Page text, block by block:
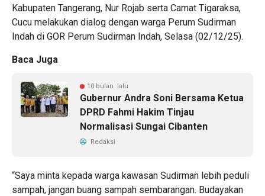
Kabupaten Tangerang, Nur Rojab serta Camat Tigaraksa,
Cucu melakukan dialog dengan warga Perum Sudirman
Indah di GOR Perum Sudirman Indah, Selasa (02/12/25).
Baca Juga
10 bulan lalu
Gubernur Andra Soni Bersama Ketua
DPRD Fahmi Hakim Tinjau
Normalisasi Sungai Cibanten
Redaksi
“Saya minta kepada warga kawasan Sudirman lebih peduli
sampah, jangan buang sampah sembarangan. Budayakan